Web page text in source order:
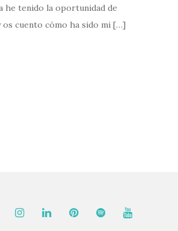
he tenido la oportunidad de
os cuento cómo ha sido mi […]